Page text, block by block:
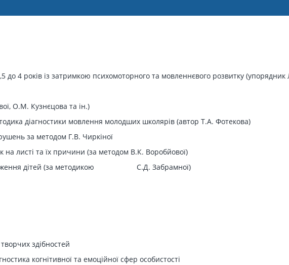
до 4 років із затримкою психомоторного та мовленнєвого розвитку (упорядник
О.М. Кузнєцова та ін.)
діагностики мовлення молодших школярів (автор Т.А. Фотекова)
за методом Г.В. Чиркіної
на листі та їх причини (за методом В.К. Воробйової)
дітей (за методикою С.Д. Забрамної)
здібностей
когнітивної та емоційної сфер особистості